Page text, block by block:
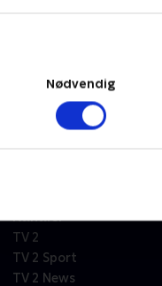
Nødvendig
Kanaler
TV 2
TV 2 Sport
TV 2 News